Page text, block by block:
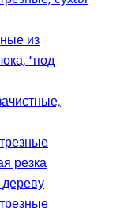
из
"под
резка